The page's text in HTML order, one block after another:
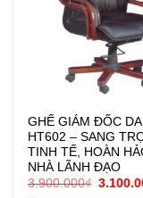
GHẾ GIÁM ĐỐC DA
HT602 – SANG
TINH TẾ, HOÀN
NHÀ LÃNH ĐẠO
3.900.000₫ Giá